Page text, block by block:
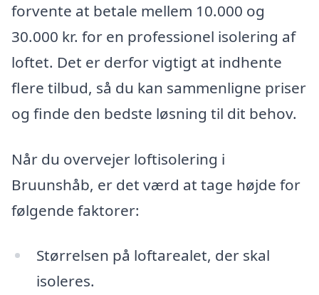
forvente at betale mellem 10.000 og
30.000 kr. for en professionel isolering af
loftet. Det er derfor vigtigt at indhente
flere tilbud, så du kan sammenligne priser
og finde den bedste løsning til dit behov.
Når du overvejer loftisolering i
Bruunshåb, er det værd at tage højde for
følgende faktorer:
Størrelsen på loftarealet, der skal
isoleres.